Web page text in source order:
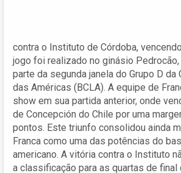
contra o Instituto de Córdoba,
jogo foi realizado no ginásio Pedrocão,
parte da segunda janela do Grupo D da
das Américas (BCLA). A equipe de
show em sua partida anterior, onde
de Concepción do Chile por uma
pontos. Este triunfo consolidou ainda
Franca como uma das potências do
americano. A vitória contra o Instituto
a classificação para as quartas de final